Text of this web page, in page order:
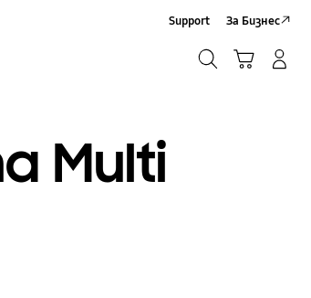
Support За Бизнес
Multi